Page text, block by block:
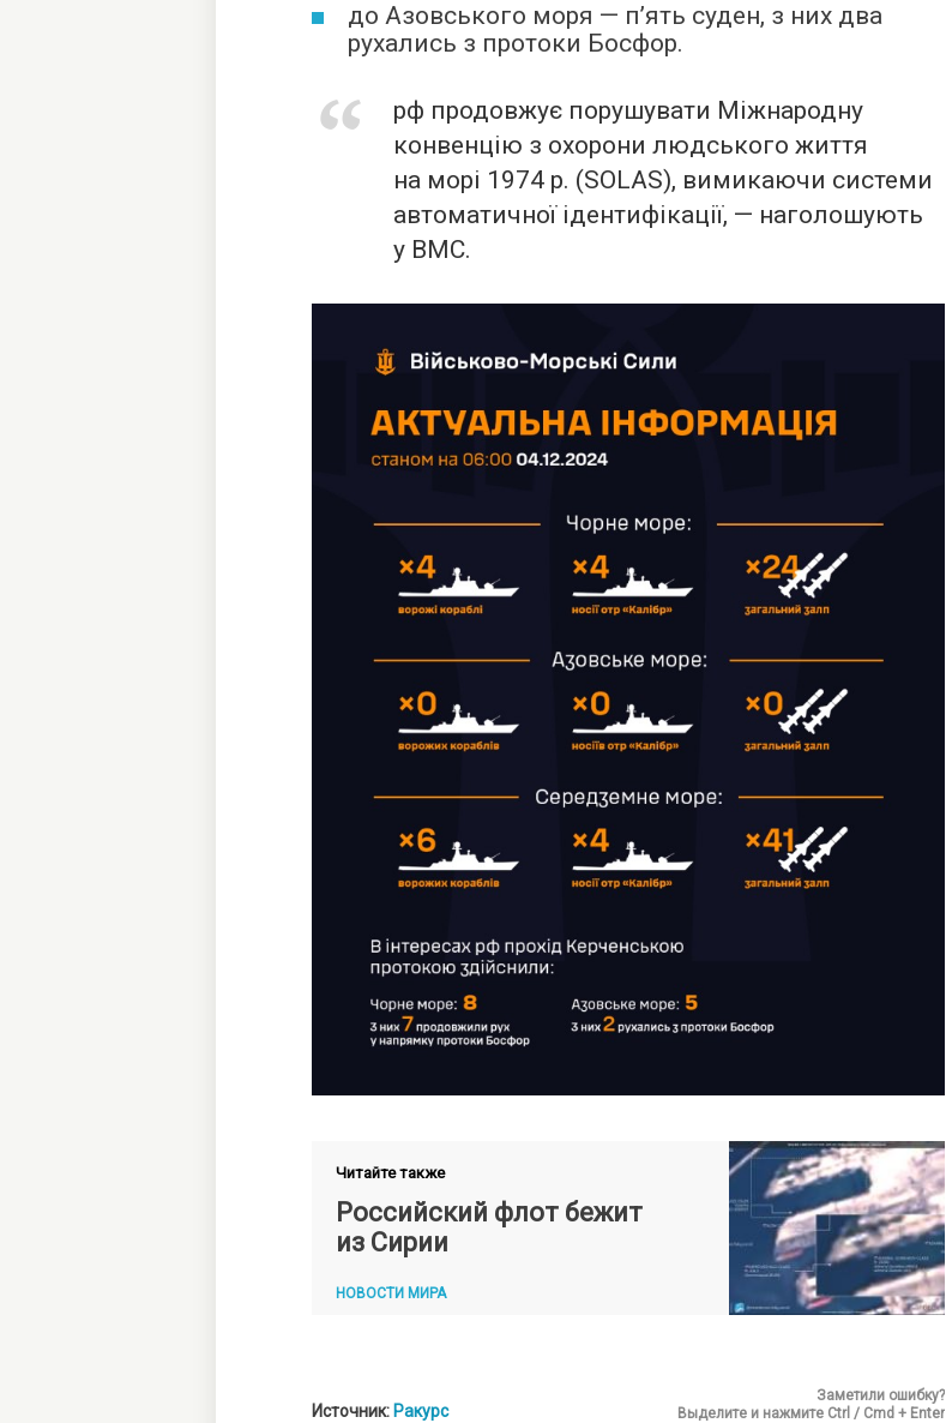
до Азовського моря — п’ять суден, з них два
рухались з протоки Босфор.
рф продовжує порушувати Міжнародну
конвенцію з охорони людського життя
на морі 1974 р. (SOLAS), вимикаючи системи
автоматичної ідентифікації, — наголошують
у ВМС.
Читайте также
Российский флот бежит
из Сирии
НОВОСТИ МИРА
Источник: Ракурс
Заметили ошибку?
Выделите и нажмите Ctrl / Cmd + Enter